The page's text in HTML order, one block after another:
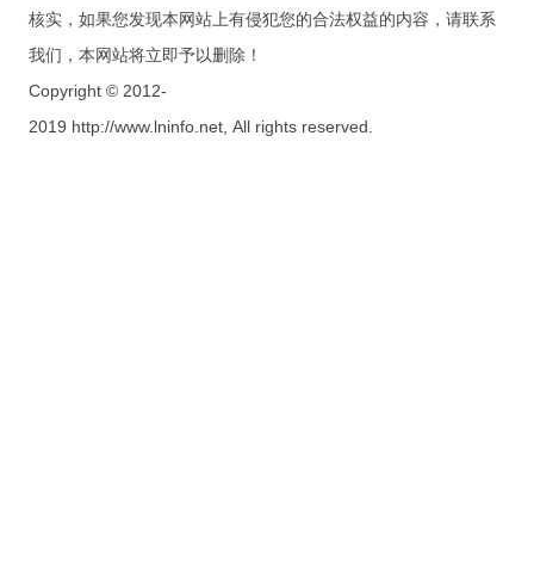
核实，如果您发现本网站上有侵犯您的合法权益的内容，请联系
我们，本网站将立即予以删除！
Copyright © 2012-
2019 http://www.lninfo.net, All rights reserved.